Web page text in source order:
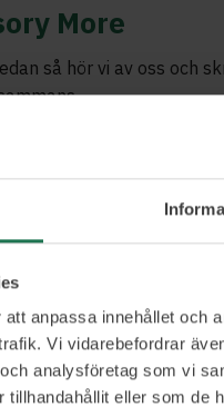
anpassa innehållet och
Vi vidarebefordrar
analysföretag som vi
tillhandahållit eller som de
More
så hör vi av oss och
*